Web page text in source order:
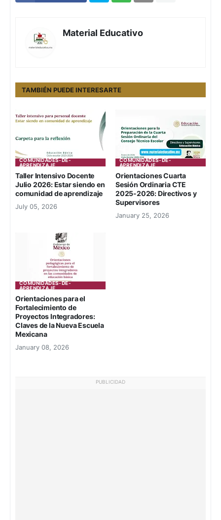
Material Educativo
TAMBIÉN PUEDE INTERESARTE
COMUNIDADES-DE-
APRENDIZAJE
Taller Intensivo Docente
Julio 2026: Estar siendo en
comunidad de aprendizaje
July 05, 2026
COMUNIDADES-DE-
APRENDIZAJE
Orientaciones Cuarta
Sesión Ordinaria CTE
2025-2026: Directivos y
Supervisores
January 25, 2026
COMUNIDADES-DE-
APRENDIZAJE
Orientaciones para el
Fortalecimiento de
Proyectos Integradores:
Claves de la Nueva Escuela
Mexicana
January 08, 2026
PUBLICIDAD